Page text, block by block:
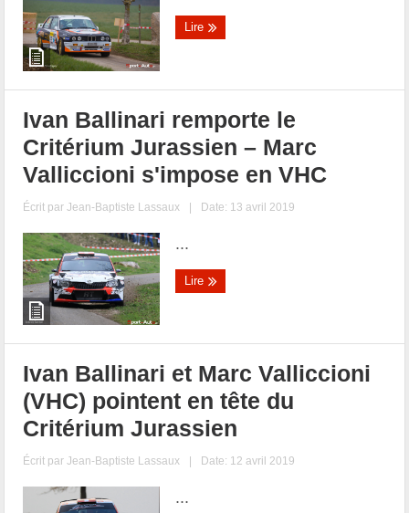
Lire
Ivan Ballinari remporte le
Critérium Jurassien – Marc
Valliccioni s'impose en VHC
Écrit parJean-Baptiste Lassaux | Date: 13 avril 2019
...
Lire
Ivan Ballinari et Marc Valliccioni
(VHC) pointent en tête du
Critérium Jurassien
Écrit parJean-Baptiste Lassaux | Date: 12 avril 2019
...